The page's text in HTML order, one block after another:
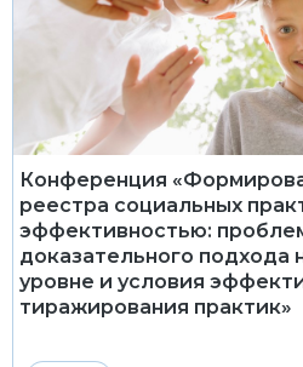
Конференция
реестра социальных
эффективностью:
доказательного подхода
уровне и условия
тиражирования практик»